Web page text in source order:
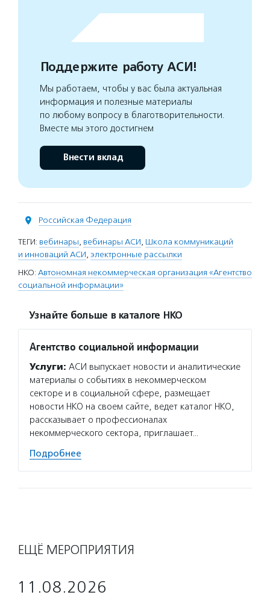
Поддержите работу АСИ!
Мы работаем, чтобы у вас была актуальная
информация и полезные материалы
по любому вопросу в благотворительности.
Вместе мы этого достигнем
Внести вклад
Российская Федерация
ТЕГИ: вебинары, вебинары АСИ, Школа коммуникаций
и инноваций АСИ, электронные рассылки
НКО: Автономная некоммерческая организация «Агентство
социальной информации»
Узнайте больше в каталоге НКО
Агентство социальной информации
Услуги: АСИ выпускает новости и аналитические
материалы о событиях в некоммерческом
секторе и в социальной сфере, размещает
новости НКО на своем сайте, ведет каталог НКО,
рассказывает о профессионалах
некоммерческого сектора, приглашает…
Подробнее
ЕЩЁ МЕРОПРИЯТИЯ
11.08.2026